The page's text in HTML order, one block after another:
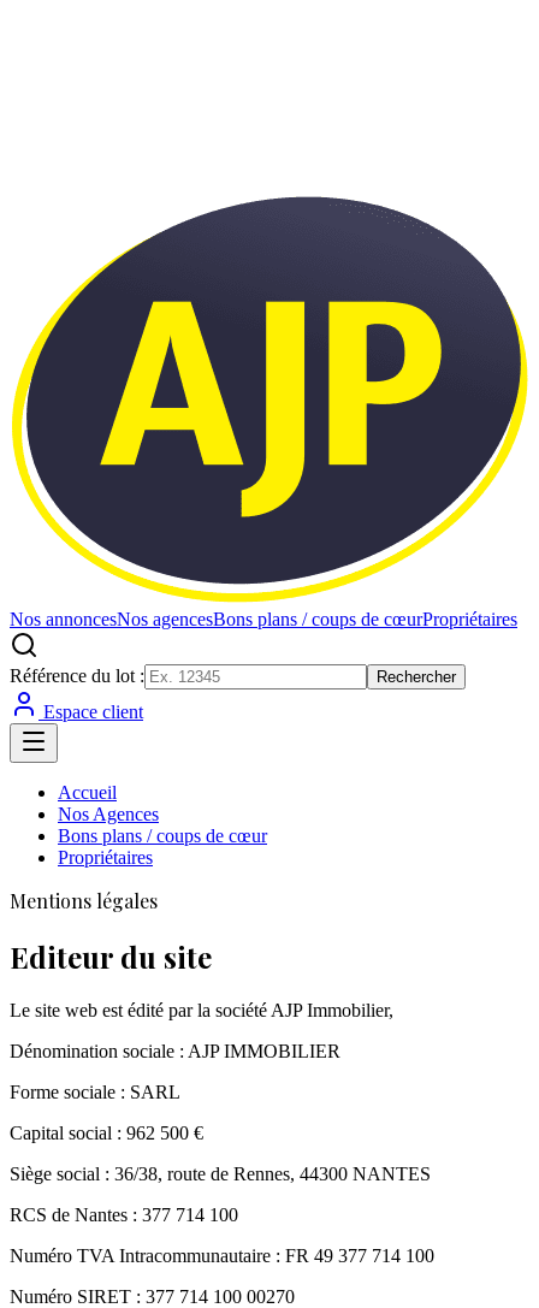
Nos annoncesNos agencesBons plans / coups de cœurPropriétaires
Référence du lot : Rechercher
Espace client
Accueil
Nos Agences
Bons plans / coups de cœur
Propriétaires
Mentions légales
Editeur du site
Le site web est édité par la société AJP Immobilier,
Dénomination sociale : AJP IMMOBILIER
Forme sociale : SARL
Capital social : 962 500 €
Siège social : 36/38, route de Rennes, 44300 NANTES
RCS de Nantes : 377 714 100
Numéro TVA Intracommunautaire : FR 49 377 714 100
Numéro SIRET : 377 714 100 00270